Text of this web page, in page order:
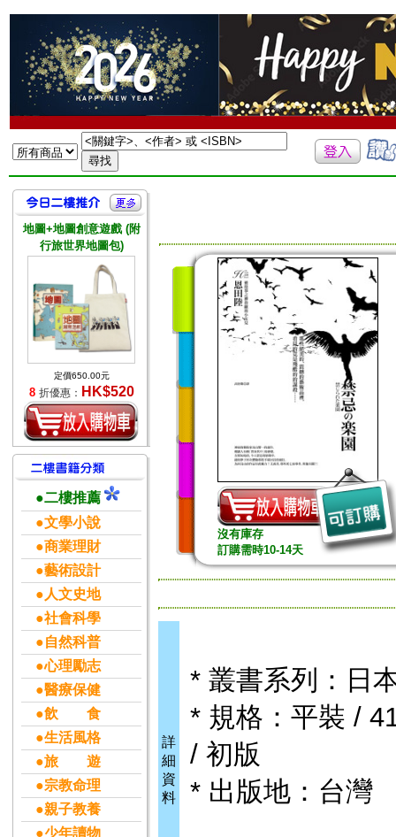
地圖+地圖創意遊戲 (附
行旅世界地圖包)
定價650.00元
8 折優惠： HK$520
●二樓推薦
●文學小說
●商業理財
●藝術設計
●人文史地
●社會科學
●自然科普
●心理勵志
●醫療保健
●飲 食
●生活風格
●旅 遊
●宗教命理
●親子教養
●少年讀物
沒有庫存
訂購需時10-14天
詳
細
資
料
* 叢書系列：日
* 規格：平裝 /
/ 初版
* 出版地：台灣